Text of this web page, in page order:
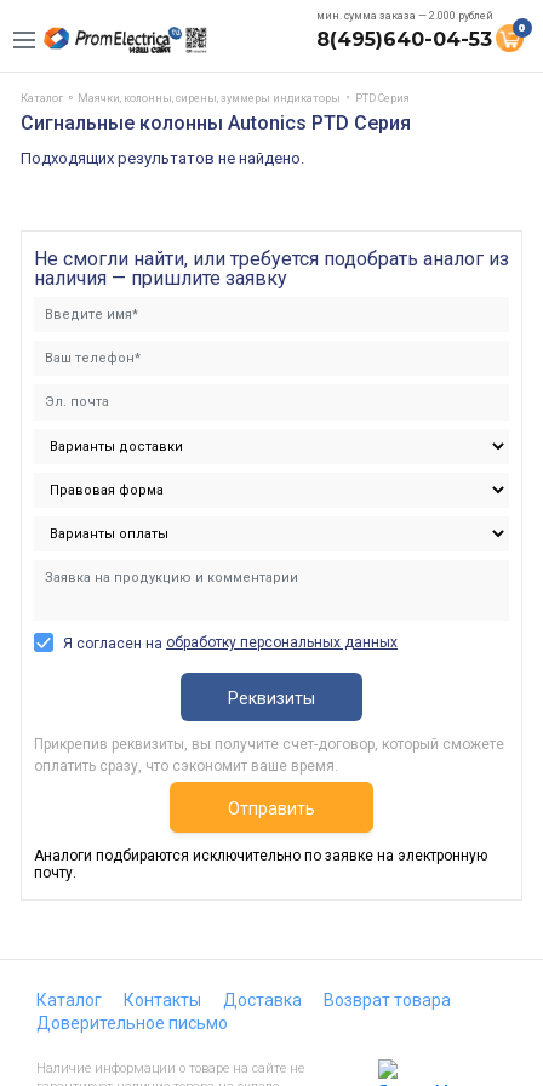
мин. сумма заказа — 2.000 рублей
8(495)640-04-53 0
Каталог Маячки, колонны, сирены, зуммеры индикаторы PTD Серия
Сигнальные колонны Autonics PTD Серия
Подходящих результатов не найдено.
Не смогли найти, или требуется подобрать аналог из
наличия — пришлите заявку
Я согласен на обработку персональных данных
Реквизиты
Прикрепив реквизиты, вы получите счет-договор, который сможете
оплатить сразу, что сэкономит ваше время.
Отправить
Аналоги подбираются исключительно по заявке на электронную
почту.
Каталог Контакты Доставка
Возврат товара
Доверительное письмо
Наличие информации о товаре на сайте не